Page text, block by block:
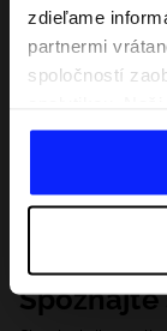
zdieľame
partnermi
spoločností
kombinovať s
webovej
dôsledku
našim
zobrazovania
prieskum,